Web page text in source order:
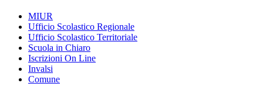
MIUR
Ufficio Scolastico Regionale
Ufficio Scolastico Territoriale
Scuola in Chiaro
Iscrizioni On Line
Invalsi
Comune